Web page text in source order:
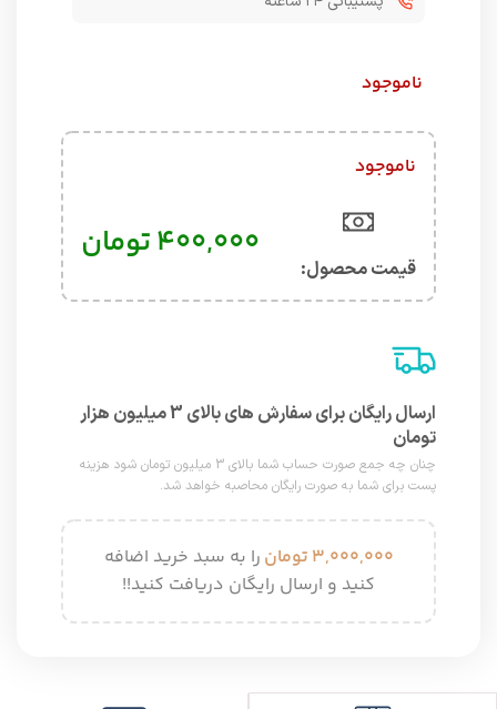
ناموجود
ناموجود
قیمت محصول:​
۴۰۰,۰۰۰تومان
ارسال رایگان برای سفارش های بالای 3 میلیون هزار
تومان
چنان چه جمع صورت حساب شما بالای 3 میلیون تومان شود هزینه
پست برای شما به صورت رایگان محاصبه خواهد شد.
۳,۰۰۰,۰۰۰ تومان را به سبد خرید اضافه
کنید و ارسال رایگان دریافت کنید!!